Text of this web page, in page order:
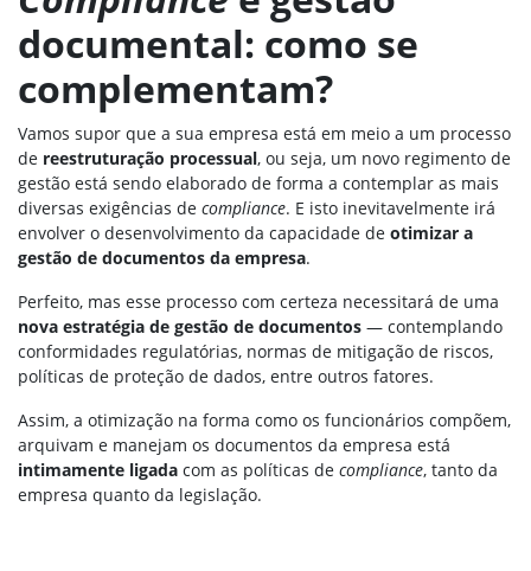
documental: como se
complementam?
Vamos supor que a sua empresa está em meio a um processo
de reestruturação processual, ou seja, um novo regimento de
gestão está sendo elaborado de forma a contemplar as mais
diversas exigências de compliance. E isto inevitavelmente irá
envolver o desenvolvimento da capacidade de otimizar a
gestão de documentos da empresa.
Perfeito, mas esse processo com certeza necessitará de uma
nova estratégia de gestão de documentos — contemplando
conformidades regulatórias, normas de mitigação de riscos,
políticas de proteção de dados, entre outros fatores.
Assim, a otimização na forma como os funcionários compõem,
arquivam e manejam os documentos da empresa está
intimamente ligada com as políticas de compliance, tanto da
empresa quanto da legislação.